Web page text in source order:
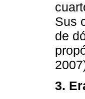
Sus
de
3.